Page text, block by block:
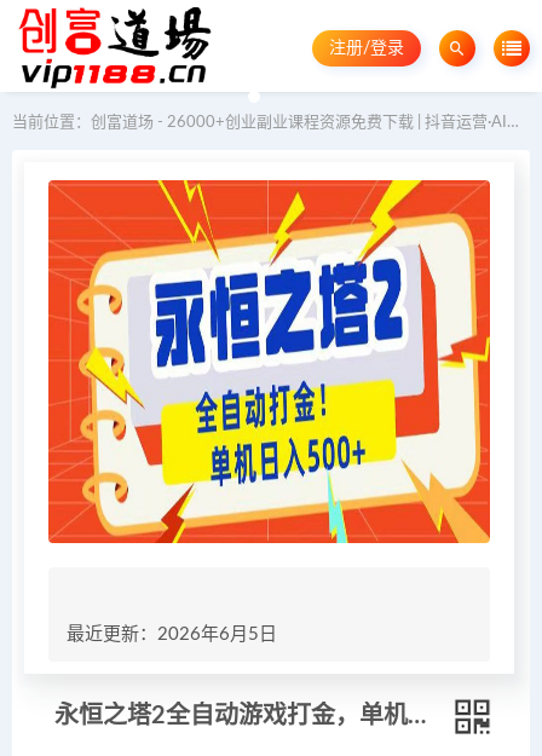
注册/登录
当前位置： 创富道场 - 26000+创业副业课程资源免费下载 | 抖音运营·AI教程·GEO优化
最近更新：2026年6月5日
永恒之塔2全自动游戏打金，单机日入500+